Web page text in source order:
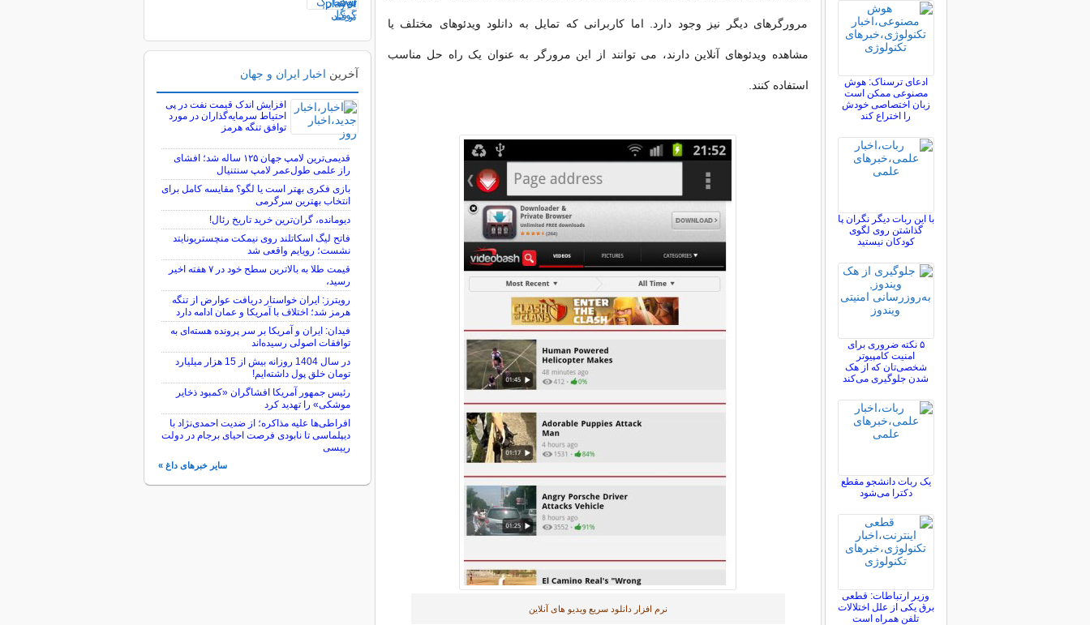
مرورگرهای دیگر نیز وجود دارد. اما کاربرانی که تمایل به دانلود ویدئوهای مختلف یا
مشاهده ویدئوهای آنلاین دارند، می توانند از این مرورگر به عنوان یک راه حل مناسب
استفاده کنند.
نرم افزار دانلود سریع ویدیو های آنلاین
ادعای ترسناک: هوش
مصنوعی ممکن است
زبان اختصاصی خودش
را اختراع کند
با این ربات دیگر نگران پا
گذاشتن روی لگوی
کودکان نیستید
۵ نکته ضروری برای
امنیت کامپیوتر
شخصی‌تان که از هک
شدن جلوگیری می‌کند
یک ربات دانشجو مقطع
دکترا می‌شود
وزیر ارتباطات: قطعی
برق یکی از علل اختلالات
تلفن همراه است
آخرین اخبار ایران و جهان
افزایش اندک قیمت نفت در پی
احتیاط سرمایه‌گذاران در مورد
توافق تنگه هرمز
قدیمی‌ترین لامپ جهان ۱۲۵ ساله شد؛ افشای
راز علمی طول‌عمر لامپ سنتنیال
بازی فکری بهتر است یا لگو؟ مقایسه کامل برای
انتخاب بهترین سرگرمی
دیومانده، گران‌ترین خرید تاریخ رئال!
فاتح لیگ اسکاتلند روی نیمکت منچستریونایتد
نشست؛ رویایم واقعی شد
قیمت طلا به بالاترین سطح خود در ۷ هفته اخیر
رسید،
رویترز: ایران خواستار دریافت عوارض از تنگه
هرمز شد؛ اختلاف با آمریکا و عمان ادامه دارد
فیدان: ایران و آمریکا بر سر پرونده هسته‌ای به
توافقات اصولی رسیده‌اند
در سال 1404 روزانه بیش از 15 هزار میلیارد
تومان خلق پول داشته‌ایم!
رئیس جمهور آمریکا افشاگران «کمبود ذخایر
موشکی» را تهدید کرد
افراطی‌ها علیه مذاکره؛ از ضدیت احمدی‌نژاد با
دیپلماسی تا نابودی فرصت احیای برجام در دولت
رییسی
سایر خبرهای داغ »